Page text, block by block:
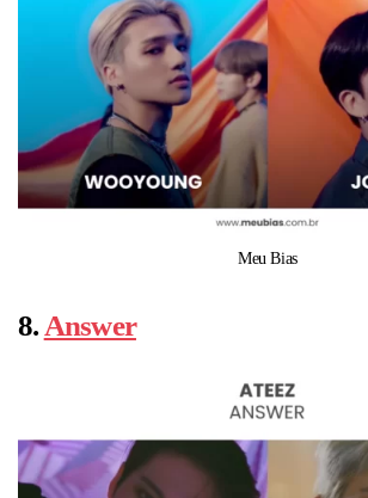
Meu Bias
8. Answer